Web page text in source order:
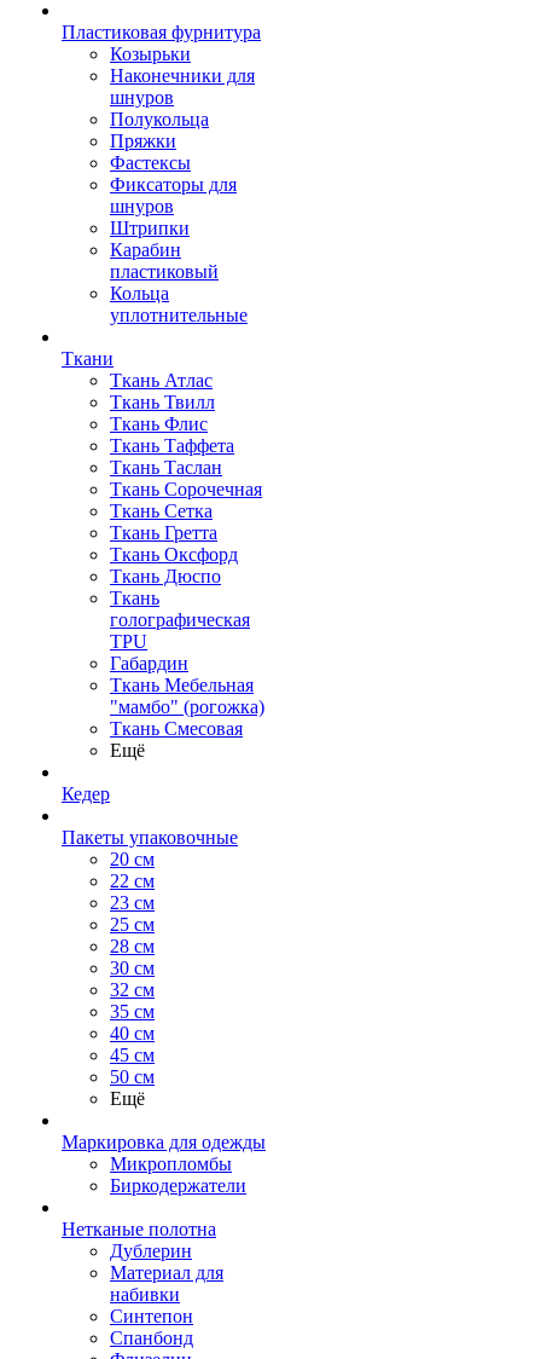
Пластиковая фурнитура
Козырьки
Наконечники для
шнуров
Полукольца
Пряжки
Фастексы
Фиксаторы для
шнуров
Штрипки
Карабин
пластиковый
Кольца
уплотнительные
Ткани
Ткань Атлас
Ткань Твилл
Ткань Флис
Ткань Таффета
Ткань Таслан
Ткань Сорочечная
Ткань Сетка
Ткань Гретта
Ткань Оксфорд
Ткань Дюспо
Ткань
голографическая
TPU
Габардин
Ткань Мебельная
"мамбо" (рогожка)
Ткань Смесовая
Ещё
Кедер
Пакеты упаковочные
20 см
22 см
23 см
25 см
28 см
30 см
32 см
35 см
40 см
45 см
50 см
Ещё
Маркировка для одежды
Микропломбы
Биркодержатели
Нетканые полотна
Дублерин
Материал для
набивки
Синтепон
Спанбонд